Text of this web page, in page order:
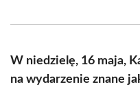
(Twitter)
W niedzielę, 16 maja,
na wydarzenie znane